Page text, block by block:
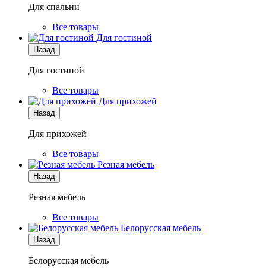
Для спальни
Все товары
Для гостиной
Назад
Для гостиной
Все товары
Для прихожей
Назад
Для прихожей
Все товары
Резная мебель
Назад
Резная мебель
Все товары
Белорусская мебель
Назад
Белорусская мебель